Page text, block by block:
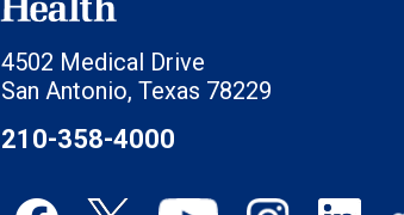
4502 Medical Drive
San Antonio, Texas 78229
210-358-4000